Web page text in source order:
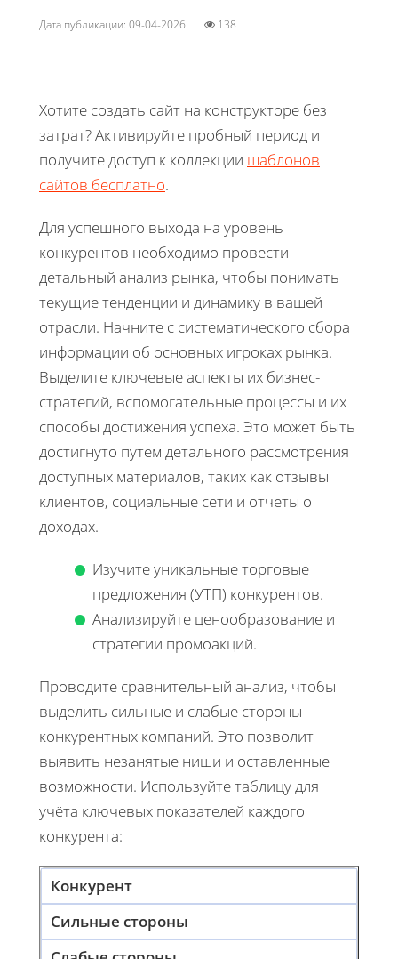
Дата публикации: 09-04-2026 138
Хотите создать сайт на конструкторе без
затрат? Активируйте пробный период и
получите доступ к коллекции шаблонов
сайтов бесплатно.
Для успешного выхода на уровень
конкурентов необходимо провести
детальный анализ рынка, чтобы понимать
текущие тенденции и динамику в вашей
отрасли. Начните с систематического сбора
информации об основных игроках рынка.
Выделите ключевые аспекты их бизнес-
стратегий, вспомогательные процессы и их
способы достижения успеха. Это может быть
достигнуто путем детального рассмотрения
доступных материалов, таких как отзывы
клиентов, социальные сети и отчеты о
доходах.
Изучите уникальные торговые
предложения (УТП) конкурентов.
Анализируйте ценообразование и
стратегии промоакций.
Проводите сравнительный анализ, чтобы
выделить сильные и слабые стороны
конкурентных компаний. Это позволит
выявить незанятые ниши и оставленные
возможности. Используйте таблицу для
учёта ключевых показателей каждого
конкурента:
Конкурент
Сильные стороны